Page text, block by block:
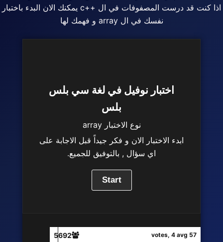
اذا كنت قد درست المصفوفات في ال ++c يمكنك الان البدء باختبار
نفسك في ال array و فهمك لها
57 votes, 4 avg
5692
اختبار نوفيل في لغة سي بلس
بلس
نوع الاختبار array
ابدء الاختبار الان و فكر جيداً قبل الاجابة على
اي سؤال , بالتوفيق للجميع.